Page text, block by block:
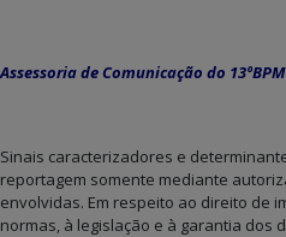
Assessoria de Comunicação do 13ºBPM
Sinais caracterizadores e
reportagem somente mediante
envolvidas. Em respeito ao direito de
normas, à legislação e à garantia dos